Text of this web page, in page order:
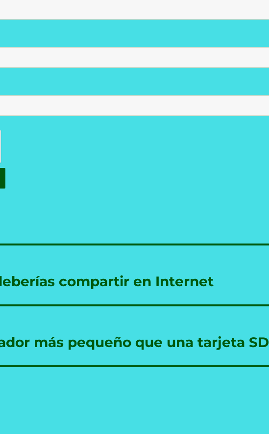
compartir en Internet
más pequeño que una tarjeta SD